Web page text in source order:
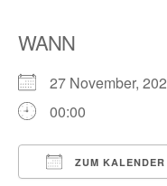
WANN
27 November,
00:00
ZUM